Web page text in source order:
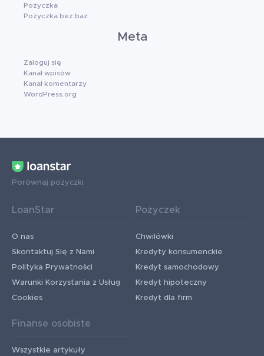
Pożyczka
Pożyczka bez baz
Meta
Zaloguj się
Kanał wpisów
Kanał komentarzy
WordPress.org
Porównaj pożyczki
LoanStar
O nas
Skontaktuj Się z Nami
Polityka Prywatności
Warunki Korzystania z Usług
Cookies
Pożyczek
Chwilówki
Kredyty konsumenckie
Kredyt samochodowy
Kredyt hipoteczny
Kredyt dla firm
Finanse osobiste
Wszystkie artykuły